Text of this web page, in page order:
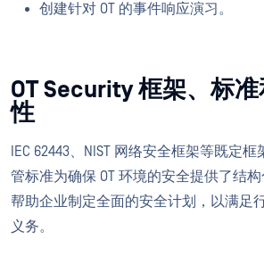
创建针对 OT 的事件响应演习。
OT Security 框架、标
性
IEC 62443、NIST 网络安全框架等既定框
管标准为确保 OT 环境的安全提供了结
帮助企业制定全面的安全计划，以满足
义务。